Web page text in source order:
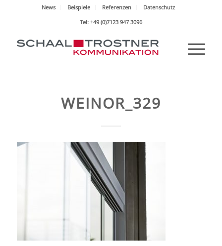
News Beispiele Referenzen
Datenschutz
Tel: +49 (0)7123 947 3096
WEINOR_329